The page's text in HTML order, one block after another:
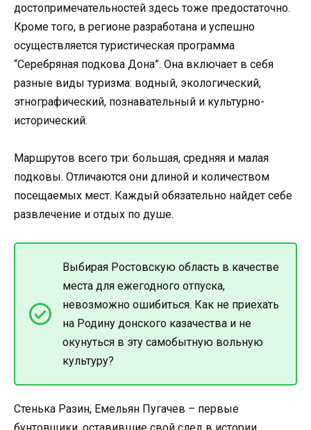
достопримечательностей здесь тоже предостаточно.
Кроме того, в регионе разработана и успешно
осуществляется туристическая программа
“Серебряная подкова Дона”. Она включает в себя
разные виды туризма: водный, экологический,
этнографический, познавательный и культурно-
исторический.
Маршрутов всего три: большая, средняя и малая
подковы. Отличаются они длиной и количеством
посещаемых мест. Каждый обязательно найдет себе
развлечение и отдых по душе.
Выбирая Ростовскую область в качестве
места для ежегодного отпуска,
невозможно ошибиться. Как не приехать
на Родину донского казачества и не
окунуться в эту самобытную вольную
культуру?
Стенька Разин, Емельян Пугачев – первые